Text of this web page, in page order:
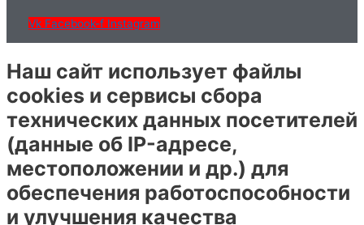
Vk Facebook-f Instagram
Наш сайт использует файлы
cookies и сервисы сбора
технических данных посетителей
(данные об IP-адресе,
местоположении и др.) для
обеспечения работоспособности
и улучшения качества